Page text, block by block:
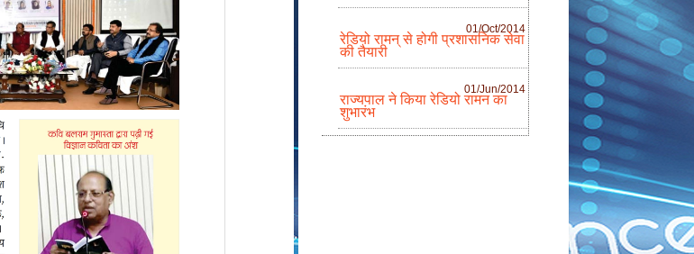
01/Oct/2014
रेडियो रामन् से होगी प्रशासनिक सेवा
की तैयारी
01/Jun/2014
राज्यपाल ने किया रेडियो रामन का
शुभारंभ